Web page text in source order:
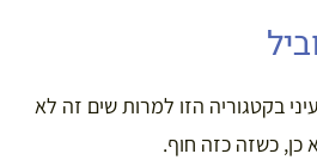
בקטגוריה הזו למרות שים זה לא
כן, כשזה כזה חוף.